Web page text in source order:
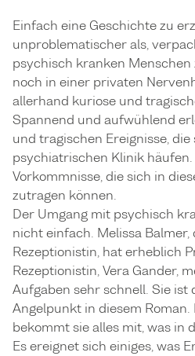
Einfach eine Geschichte zu
unproblematischer als,
psychisch kranken Menschen
noch in einer privaten
allerhand kuriose und
Spannend und aufwühlend
und tragischen Ereignisse,
psychiatrischen Klinik
Vorkommnisse, die sich in
zutragen können.
Der Umgang mit psychisch
nicht einfach. Melissa Balmer,
Rezeptionistin, hat erheblich
Rezeptionistin, Vera Gander,
Aufgaben sehr schnell. Sie ist
Angelpunkt in diesem Roman.
bekommt sie alles mit, was in
Es ereignet sich einiges, was